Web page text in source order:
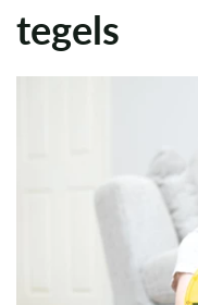
tegels